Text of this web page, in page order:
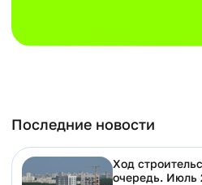
Последние новости
Ход
очередь. Июль